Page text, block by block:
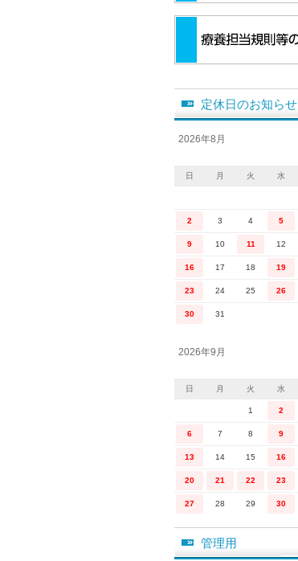
定休日のお知らせ
2026年8月
日 月 火 水
2 3 4 5
9 10 11 12
16 17 18 19
23 24 25 26
30 31
2026年9月
日 月 火 水
1 2
6 7 8 9
13 14 15 16
20 21 22 23
27 28 29 30
管理用